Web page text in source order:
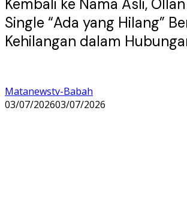
Kembali ke Nama Asli,
Single “Ada yang Hilang”
Kehilangan dalam
Matanewstv-Babah
03/07/202603/07/2026